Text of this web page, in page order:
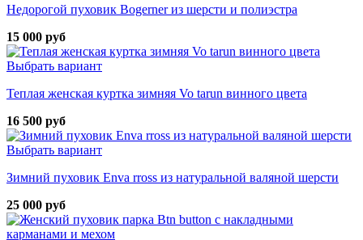
Недорогой пуховик Bogerner из шерсти и полиэстра
15 000 руб
Выбрать вариант
Теплая женская куртка зимняя Vo tarun винного цвета
16 500 руб
Выбрать вариант
Зимний пуховик Enva rross из натуральной валяной шерсти
25 000 руб